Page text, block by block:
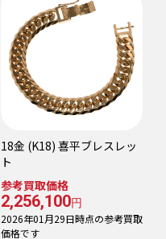
18金 (K18) 喜平ブレスレッ
ト
参考買取価格
2,256,100円
2026年01月29日時点の参考買取
価格です